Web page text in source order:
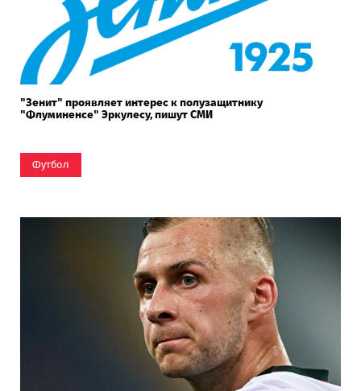
"Зенит" проявляет интерес к полузащитнику
"Флуминенсе" Эркулесу, пишут СМИ
Футбол